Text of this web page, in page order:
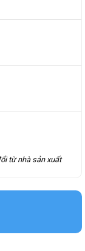
từ nhà sản xuất